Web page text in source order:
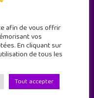
de culture numérique
afin de vous offrir
vos
En cliquant sur
de tous les
Tout accepter